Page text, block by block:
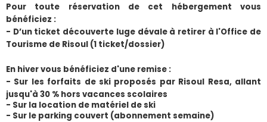
Pour toute réservation de cet hébergement vous
bénéficiez :
- D’un ticket découverte luge dévale à retirer à l'Office de
Tourisme de Risoul (1 ticket/dossier)
En hiver vous bénéficiez d'une remise :
- Sur les forfaits de ski proposés par Risoul Resa, allant
jusqu'à 30 % hors vacances scolaires
- Sur la location de matériel de ski
- Sur le parking couvert (abonnement semaine)